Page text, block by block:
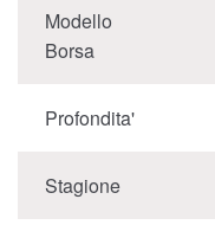
Modello
Borsa
Profondita'
Stagione